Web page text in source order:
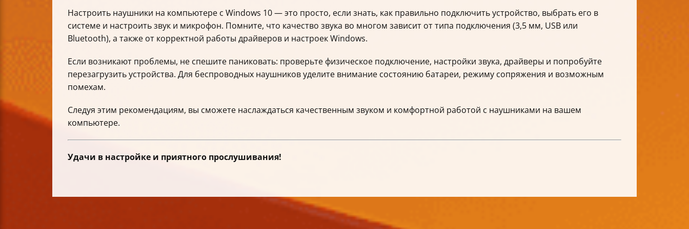
Настроить наушники на компьютере с Windows 10 — это просто, если знать, как правильно подключить устройство, выбрать его в
системе и настроить звук и микрофон. Помните, что качество звука во многом зависит от типа подключения (3,5 мм, USB или
Bluetooth), а также от корректной работы драйверов и настроек Windows.
Если возникают проблемы, не спешите паниковать: проверьте физическое подключение, настройки звука, драйверы и попробуйте
перезагрузить устройства. Для беспроводных наушников уделите внимание состоянию батареи, режиму сопряжения и возможным
помехам.
Следуя этим рекомендациям, вы сможете наслаждаться качественным звуком и комфортной работой с наушниками на вашем
компьютере.
Удачи в настройке и приятного прослушивания!